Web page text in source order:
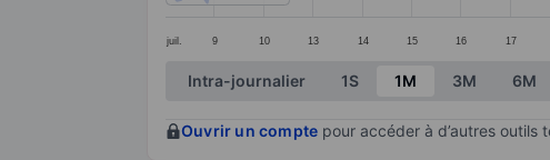
juil. 9 10 13 14 15 16 17
End of interactive chart.
Intra-journalier 1S 1M 3M 6M
Ouvrir un compte pour accéder à d’autres outils